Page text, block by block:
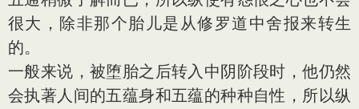
很大，除非那个胎儿是从修罗道中舍报来转生
的。
一般来说，被堕胎之后转入中阴阶段时，他仍然
会执著人间的五蕴身和五蕴的种种自性，所以纵